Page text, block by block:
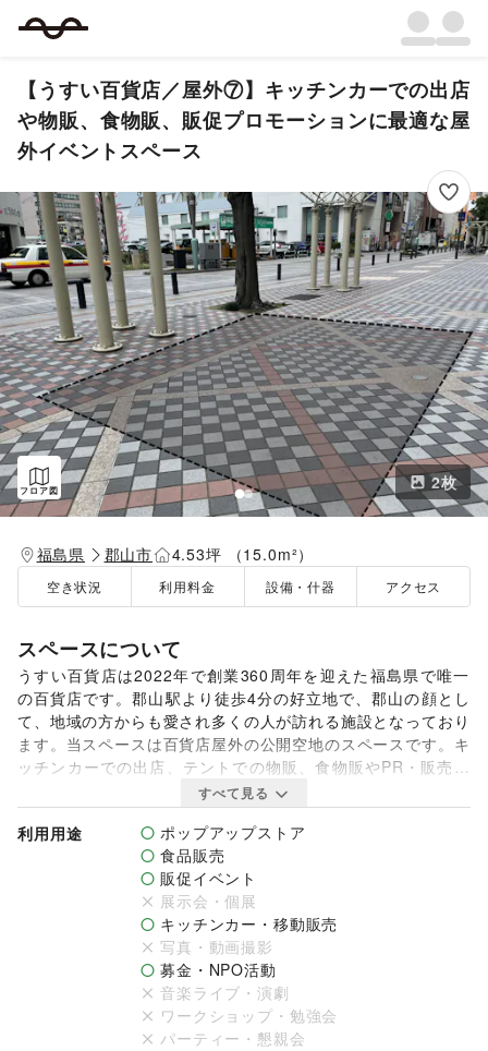
【うすい百貨店／屋外⑦】キッチンカーでの出店
や物販、食物販、販促プロモーションに最適な屋
外イベントスペース
フロア図 2枚
福島県 郡山市 4.53坪 （15.0m²）
空き状況 利用料金 設備・什器 アクセス
スペースについて
うすい百貨店は2022年で創業360周年を迎えた福島県で唯一
の百貨店です。郡山駅より徒歩4分の好立地で、郡山の顔とし
て、地域の方からも愛され多くの人が訪れる施設となっており
ます。当スペースは百貨店屋外の公開空地のスペースです。キ
ッチンカーでの出店、テントでの物販、食物販やPR・販売促
進イベントの実施等に最適です。是非お気軽にお問い合わせく
ださい。
※車両展示など大型イベント利用料金は応相談となります。
すべて見る
利用用途
ポップアップストア
食品販売
販促イベント
展示会・個展
キッチンカー・移動販売
写真・動画撮影
募金・NPO活動
音楽ライブ・演劇
ワークショップ・勉強会
パーティー・懇親会